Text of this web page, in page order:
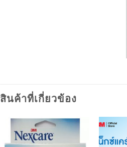
สินค้าที่เกี่ยวข้อง